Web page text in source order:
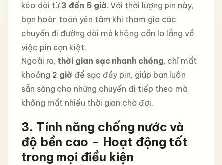
kéo dài từ3 đến 5 giờ. Với thời lượng pin này,
bạn hoàn toàn yên tâm khi tham gia các
chuyến đi đường dài mà không cần lo lắng về
việc pin cạn kiệt.
Ngoài ra, thời gian sạc nhanh chóng, chỉ mất
khoảng 2 giờ để sạc đầy pin, giúp bạn luôn
sẵn sàng cho những chuyến đi tiếp theo mà
không mất nhiều thời gian chờ đợi.
3. Tính năng chống nước và
độ bền cao – Hoạt động tốt
trong mọi điều kiện